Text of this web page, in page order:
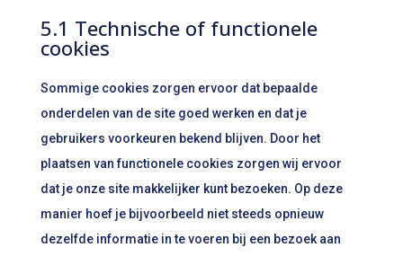
5.1 Technische of functionele
cookies
Sommige cookies zorgen ervoor dat bepaalde
onderdelen van de site goed werken en dat je
gebruikers voorkeuren bekend blijven. Door het
plaatsen van functionele cookies zorgen wij ervoor
dat je onze site makkelijker kunt bezoeken. Op deze
manier hoef je bijvoorbeeld niet steeds opnieuw
dezelfde informatie in te voeren bij een bezoek aan